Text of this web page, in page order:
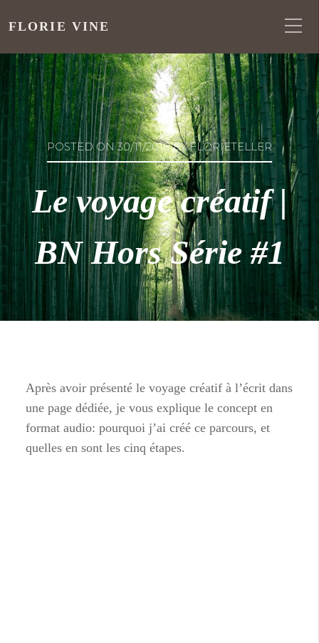
FLORIE VINE
POSTED ON30/11/2018BYFLORIETELLER
Le voyage créatif |
BN Hors Série #1
Après avoir présenté le voyage créatif à l’écrit dans
une page dédiée, je vous explique le concept en
format audio: pourquoi j’ai créé ce parcours, et
quelles en sont les cinq étapes.